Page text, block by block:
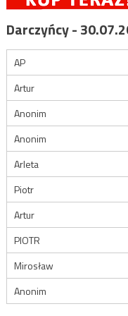
Darczyńcy -
AP
Artur
Anonim
Anonim
Arleta
Piotr
Artur
PIOTR
Mirosław
Anonim